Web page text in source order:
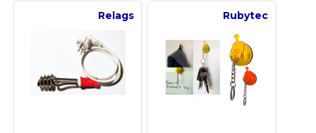
Relags Rubytec